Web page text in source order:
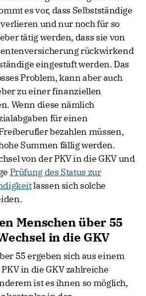
Schwierigkeiten ergeben. In
es vor, dass Selbstständige
und nur noch für so
tätig werden, dass sie von
rückwirkend
eingestuft werden. Das
Problem, kann aber auch
zu einer finanziellen
Wenn diese nämlich
für einen
bezahlen müssen,
Summen fällig werden.
von der PKV in die GKV und
Prüfung des Status zur
Menschen über 55
in die GKV
55 ergeben sich aus einem
in die GKV zahlreiche
ist es ihnen so möglich,